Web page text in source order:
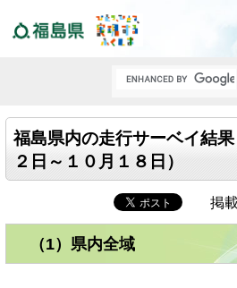
福島県内の走行サーベイ結
２日～１０月１８日）
掲載
（1）県内全域